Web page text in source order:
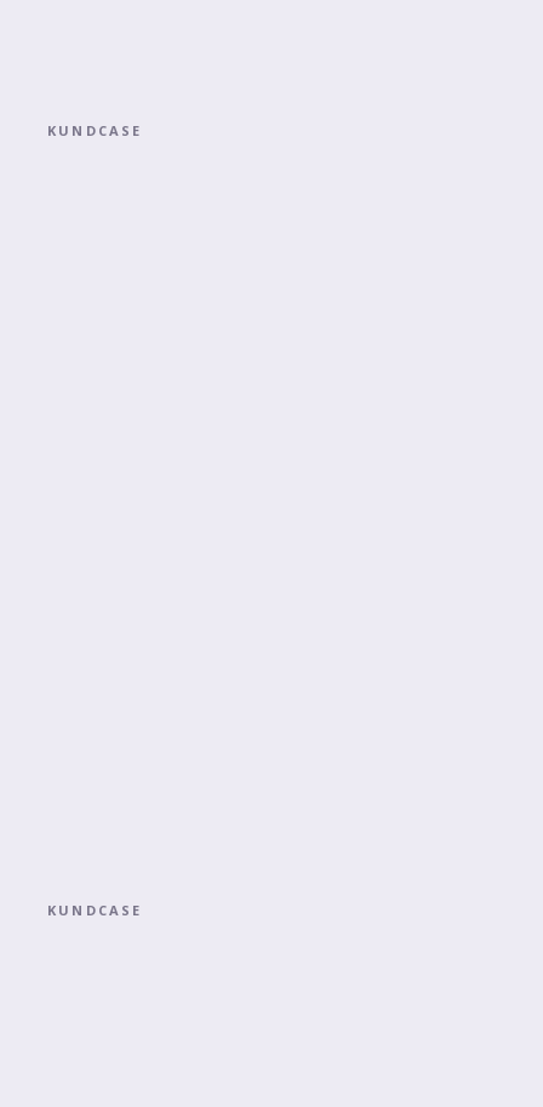
KUNDCASE
KUNDCASE